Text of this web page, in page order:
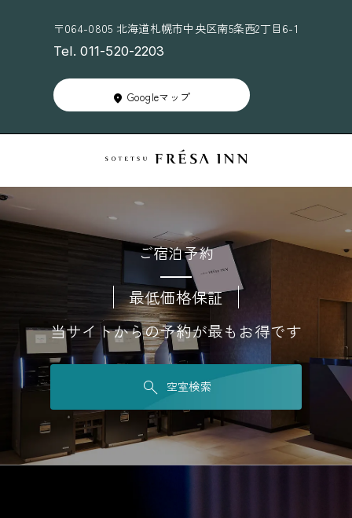
〒064-0805 北海道札幌市中央区南5条西2丁目6-1
Tel. 011-520-2203
Googleマップ
ご宿泊予約
最低価格保証
当サイトからの予約が最もお得です
空室検索